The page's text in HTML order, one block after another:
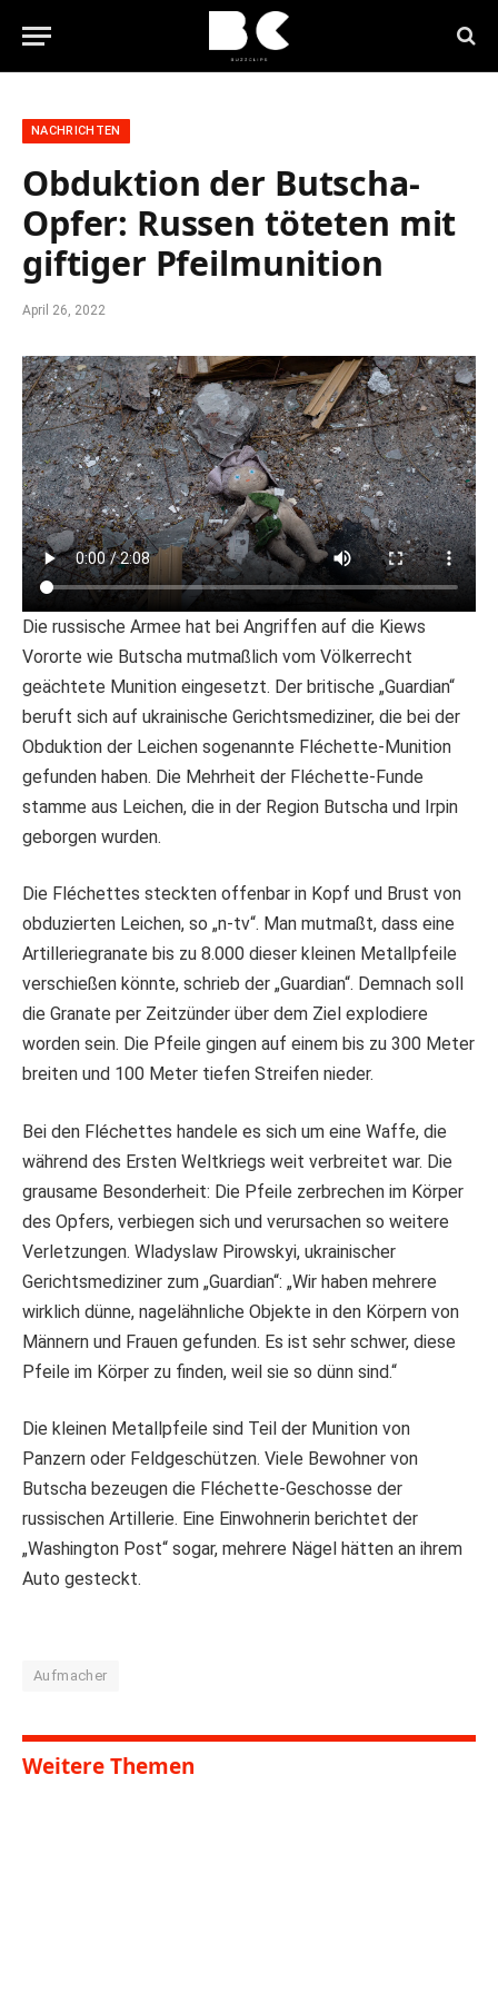
NACHRICHTEN
Obduktion der Butscha-
Opfer: Russen töteten mit
giftiger Pfeilmunition
April 26, 2022
Die russische Armee hat bei Angriffen auf die Kiews
Vororte wie Butscha mutmaßlich vom Völkerrecht
geächtete Munition eingesetzt. Der britische „Guardian“
beruft sich auf ukrainische Gerichtsmediziner, die bei der
Obduktion der Leichen sogenannte Fléchette-Munition
gefunden haben. Die Mehrheit der Fléchette-Funde
stamme aus Leichen, die in der Region Butscha und Irpin
geborgen wurden.
Die Fléchettes steckten offenbar in Kopf und Brust von
obduzierten Leichen, so „n-tv“. Man mutmaßt, dass eine
Artilleriegranate bis zu 8.000 dieser kleinen Metallpfeile
verschießen könnte, schrieb der „Guardian“. Demnach soll
die Granate per Zeitzünder über dem Ziel explodiere
worden sein. Die Pfeile gingen auf einem bis zu 300 Meter
breiten und 100 Meter tiefen Streifen nieder.
Bei den Fléchettes handele es sich um eine Waffe, die
während des Ersten Weltkriegs weit verbreitet war. Die
grausame Besonderheit: Die Pfeile zerbrechen im Körper
des Opfers, verbiegen sich und verursachen so weitere
Verletzungen. Wladyslaw Pirowskyi, ukrainischer
Gerichtsmediziner zum „Guardian“: „Wir haben mehrere
wirklich dünne, nagelähnliche Objekte in den Körpern von
Männern und Frauen gefunden. Es ist sehr schwer, diese
Pfeile im Körper zu finden, weil sie so dünn sind.“
Die kleinen Metallpfeile sind Teil der Munition von
Panzern oder Feldgeschützen. Viele Bewohner von
Butscha bezeugen die Fléchette-Geschosse der
russischen Artillerie. Eine Einwohnerin berichtet der
„Washington Post“ sogar, mehrere Nägel hätten an ihrem
Auto gesteckt.
Aufmacher
Weitere Themen